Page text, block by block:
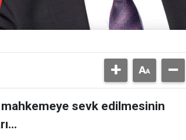
sevk edilmesinin